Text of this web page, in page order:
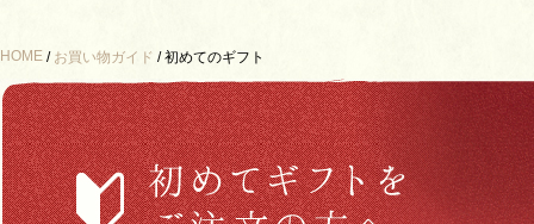
HOME / お買い物ガイド / 初めてのギフト